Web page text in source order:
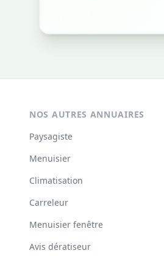
NOS AUTRES ANNUAIRES
Paysagiste
Menuisier
Climatisation
Carreleur
Menuisier fenêtre
Avis dératiseur